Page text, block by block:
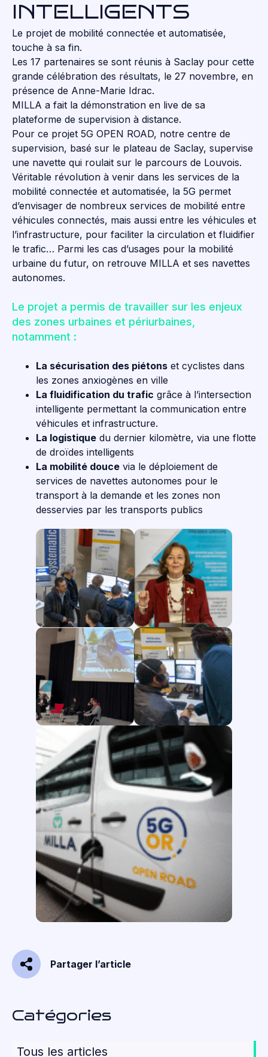
INTELLIGENTS
Le projet de mobilité connectée et automatisée,
touche à sa fin.
Les 17 partenaires se sont réunis à Saclay pour cette
grande célébration des résultats, le 27 novembre, en
présence de Anne-Marie Idrac.
MILLA a fait la démonstration en live de sa
plateforme de supervision à distance.
Pour ce projet 5G OPEN ROAD, notre centre de
supervision, basé sur le plateau de Saclay, supervise
une navette qui roulait sur le parcours de Louvois.
Véritable révolution à venir dans les services de la
mobilité connectée et automatisée, la 5G permet
d’envisager de nombreux services de mobilité entre
véhicules connectés, mais aussi entre les véhicules et
l’infrastructure, pour faciliter la circulation et fluidifier
le trafic… Parmi les cas d’usages pour la mobilité
urbaine du futur, on retrouve MILLA et ses navettes
autonomes.
Le projet a permis de travailler sur les enjeux
des zones urbaines et périurbaines,
notamment :
La sécurisation des piétons et cyclistes dans
les zones anxiogènes en ville
La fluidification du trafic grâce à l’intersection
intelligente permettant la communication entre
véhicules et infrastructure.
La logistique du dernier kilomètre, via une flotte
de droïdes intelligents
La mobilité douce via le déploiement de
services de navettes autonomes pour le
transport à la demande et les zones non
desservies par les transports publics
Partager l’article
Catégories
Tous les articles